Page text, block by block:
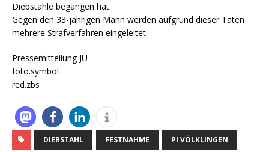
Diebstähle begangen hat.
Gegen den 33-jährigen Mann werden aufgrund dieser Taten
mehrere Strafverfahren eingeleitet.
Pressemitteilung JU
foto.symbol
red.zbs
DIEBSTAHL FESTNAHME PI VÖLKLINGEN